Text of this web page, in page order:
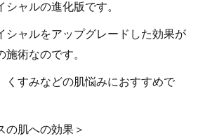
ャルの進化版です。
シャルをアップグレードした効果が
術なのです。
くすみなどの肌悩みにおすすめで
の肌への効果＞